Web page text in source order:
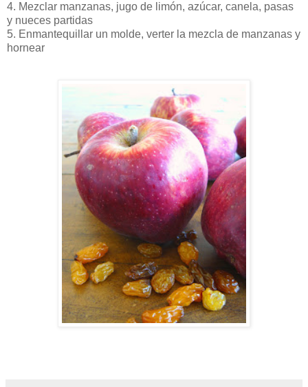
4. Mezclar manzanas, jugo de limón, azúcar, canela, pasas
y nueces partidas
5. Enmantequillar un molde, verter la mezcla de manzanas y
hornear